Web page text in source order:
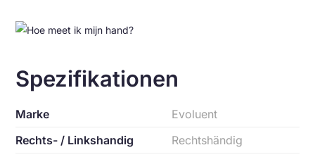
Spezifikationen
Marke
Evoluent
Rechts- / Linkshandig
Rechtshändig